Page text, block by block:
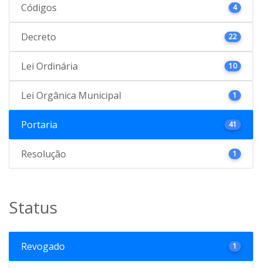
Códigos 4
Decreto 22
Lei Ordinária 10
Lei Orgânica Municipal 1
Portaria 41
Resolução 1
Status
Revogado 1